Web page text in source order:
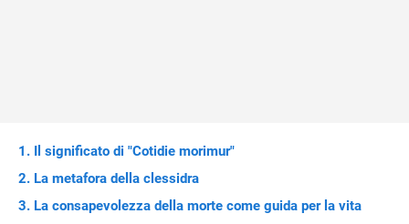
Il significato di "Cotidie morimur"
La metafora della clessidra
La consapevolezza della morte come guida per la vita